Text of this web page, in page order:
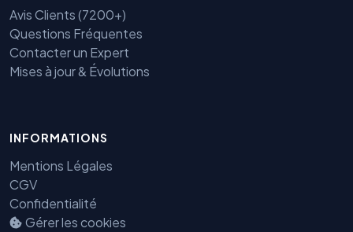
Avis Clients (7200+)
Questions Fréquentes
Contacter un Expert
Mises à jour & Évolutions
INFORMATIONS
Mentions Légales
CGV
Confidentialité
Gérer les cookies